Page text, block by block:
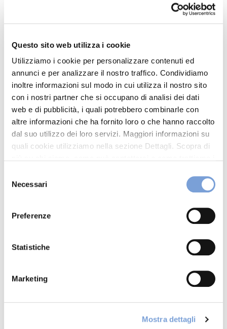
Questo sito web utilizza i cookie
Utilizziamo i cookie per personalizzare contenuti ed
annunci e per analizzare il nostro traffico. Condividiamo
inoltre informazioni sul modo in cui utilizza il nostro sito
con i nostri partner che si occupano di analisi dei dati
web e di pubblicità, i quali potrebbero combinarle con
altre informazioni che ha fornito loro o che hanno raccolto
dal suo utilizzo dei loro servizi. Maggiori informazioni su
quali cookie utilizziamo nella sezione Dettagli. Scopra di
può trovare nel footer del sito nella sezione "Informativa
delNecessari
Preferenze
Statistiche
Marketing
Mostra dettagli
Il campus è stata un’opportunità ricca
di esperienze pratiche: dalla scoperta
progetti concreti per la Compagnia.
L’arricchimento personale di questo
scambio di idee e di conoscenze con gli
altri colleghi. Un metodo sempre valido